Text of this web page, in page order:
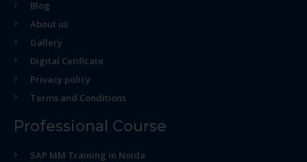
Blog
About us
Gallery
Digital Cetificate
Privacy policy
Terms and Conditions
Professional Course
SAP MM Training in Noida